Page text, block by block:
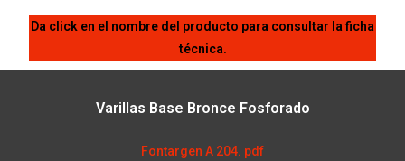
Da click en el nombre del producto para consultar la ficha
técnica.
Varillas Base Bronce Fosforado
Fontargen A 204. pdf